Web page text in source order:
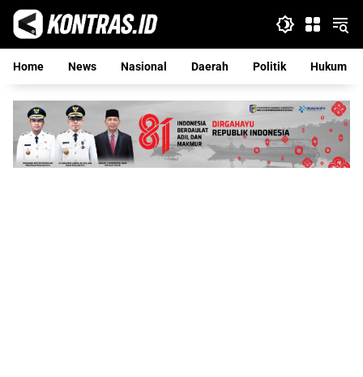
Langsung
konten
Home
News Nasional Daerah Politik Hukum